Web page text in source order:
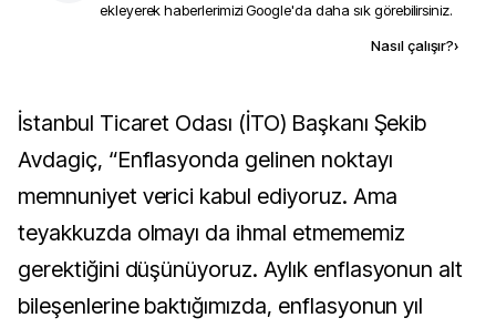
ekleyerek haberlerimizi Google'da daha sık görebilirsiniz.
Nasıl çalışır?›
İstanbul Ticaret Odası (İTO) Başkanı Şekib
Avdagiç, “Enflasyonda gelinen noktayı
memnuniyet verici kabul ediyoruz. Ama
teyakkuzda olmayı da ihmal etmememiz
gerektiğini düşünüyoruz. Aylık enflasyonun alt
bileşenlerine baktığımızda, enflasyonun yıl